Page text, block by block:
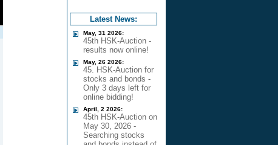
Latest News:
May, 31 2026:
45th HSK-Auction -
results now online!
May, 26 2026:
45. HSK-Auction for
stocks and bonds -
Only 3 days left for
online bidding!
April, 2 2026:
45th HSK-Auction on
May 30, 2026 -
Searching stocks